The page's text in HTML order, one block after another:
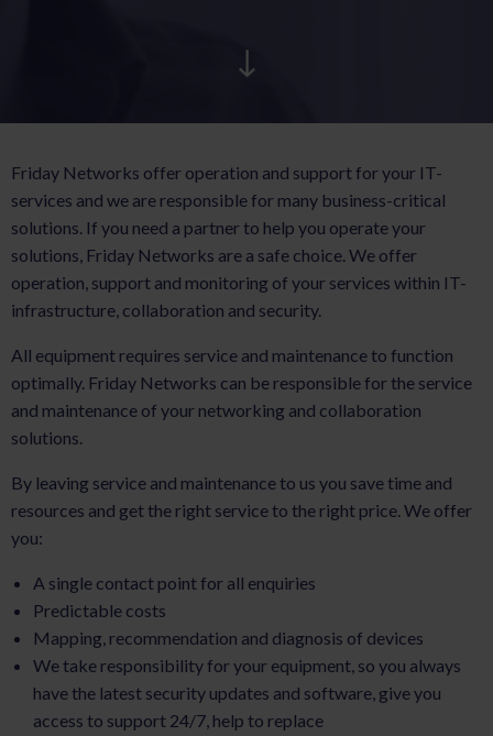
AKTUELT
Friday Networks offer operation and support for your IT-
services and we are responsible for many business-critical
solutions. If you need a partner to help you operate your
solutions, Friday Networks are a safe choice. We offer
operation, support and monitoring of your services within IT-
infrastructure, collaboration and security.
All equipment requires service and maintenance to function
optimally. Friday Networks can be responsible for the service
and maintenance of your networking and collaboration
solutions.
By leaving service and maintenance to us you save time and
resources and get the right service to the right price. We offer
you:
A single contact point for all enquiries
Predictable costs
Mapping, recommendation and diagnosis of devices
We take responsibility for your equipment, so you always
have the latest security updates and software, give you
access to support 24/7, help to replace